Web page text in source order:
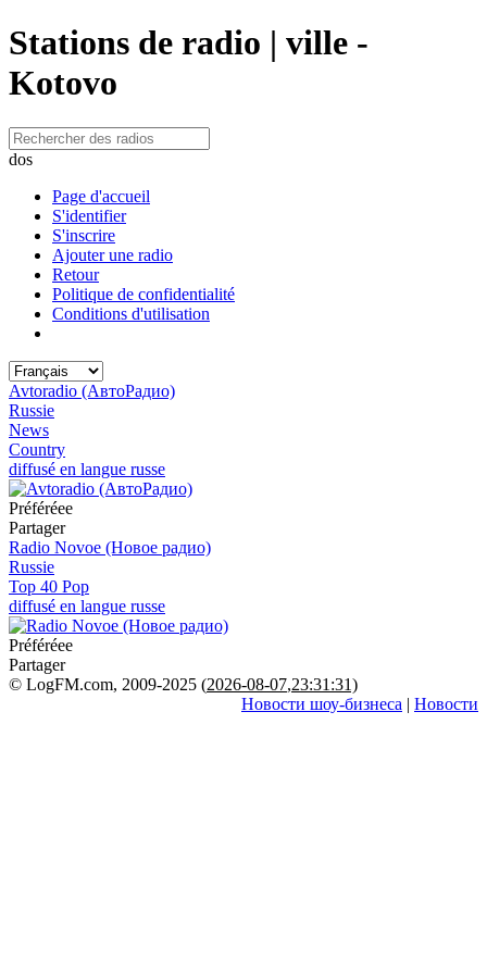
Stations de radio | ville -
Kotovo
dos
Page d'accueil
S'identifier
S'inscrire
Ajouter une radio
Retour
Politique de confidentialité
Conditions d'utilisation
Avtoradio (АвтоРадио)
Russie
News
Country
diffusé en langue russe
Préféréeе
Partager
Radio Novoe (Новое радио)
Russie
Top 40 Pop
diffusé en langue russe
Préféréeе
Partager
© LogFM.com, 2009-2025 (2026-08-07,23:31:31)
Новости шоу-бизнеса | Новости